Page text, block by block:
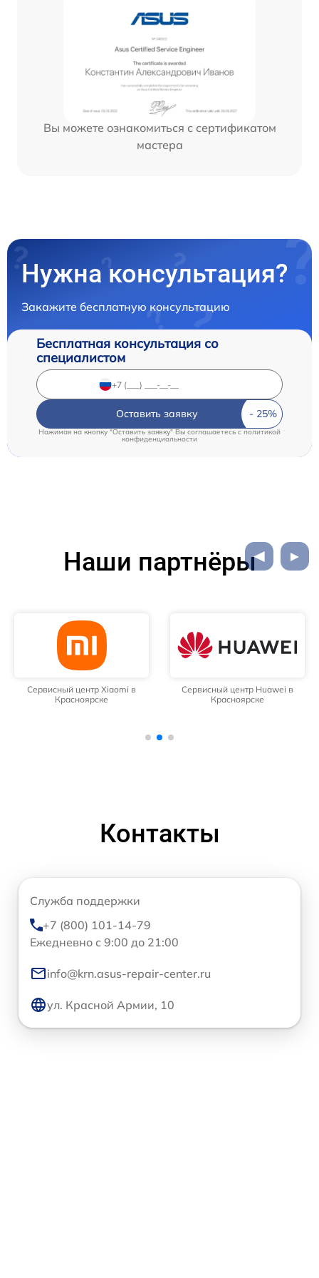
Вы можете ознакомиться с сертификатом
мастера
Нужна консультация?
Закажите бесплатную консультацию
Бесплатная консультация со
специалистом
Оставить заявку
Нажимая на кнопку "Оставить заявку" Вы соглашаетесь c политикой
конфиденциальности
Наши партнёры
Сервисный центр Xiaomi в
Красноярске
Сервисный центр Huawei в
Красноярске
Контакты
Служба поддержки
+7 (800) 101-14-79
Ежедневно с 9:00 до 21:00
info@krn.asus-repair-center.ru
ул. Красной Армии, 10